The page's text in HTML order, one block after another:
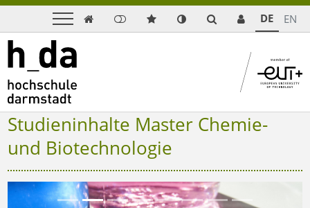
 DE EN
Studieninhalte Master Chemie-
und Biotechnologie